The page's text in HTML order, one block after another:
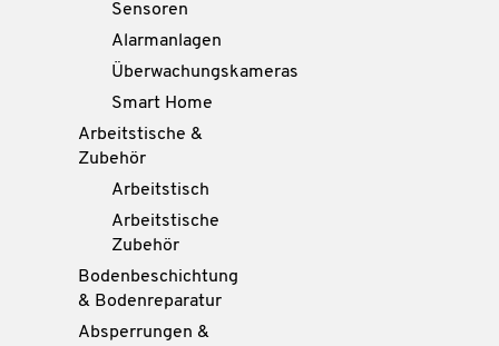
Sensoren
Alarmanlagen
Überwachungskameras
Smart Home
Arbeitstische &
Zubehör
Arbeitstisch
Arbeitstische
Zubehör
Bodenbeschichtung
& Bodenreparatur
Absperrungen &